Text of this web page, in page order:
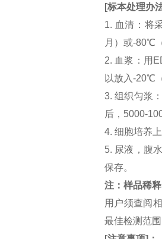
[标本处理办
1. 血清：将
月）或-80℃
2. 血浆：用
以放入-20℃
3. 组织匀浆
后，5000-
4. 细胞培养
5. 尿液，腹
保存。
注：样品稀
用户须查阅
最佳检测范